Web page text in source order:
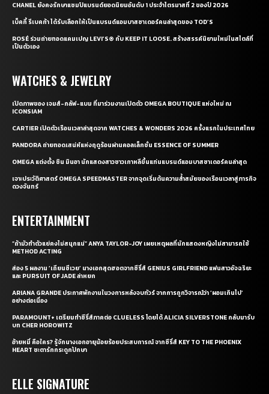
CHANEL ยังคงรักษาแชมป์แบรนด์ยอดนิยมอันดับ 1 ประจำไตรมาสที่ 2 ของปี 2026
เบ็คกี้ รีเบคก้า ได้รับเลือกให้เป็นแบรนด์แอมบาสซาเดอร์คนล่าสุดของ TOD’S
ROSÉ ร่วมถ่ายทอดแคมเปญ LEVI’S® กับ KEEP IT LOOSE. สร้างสรรค์นิยามใหม่ในสไตล์ที่
เป็นตัวเอง
WATCHES & JEWELRY
เปิดภาพของ เจมส์-กลัฟ-แบม ที่มาร่วมงานเปิดตัว OMEGA BOUTIQUE แห่งใหม่ ณ
ICONSIAM
CARTIER เปิดตัวเรือนเวลาล่าสุดจาก WATCHES & WONDERS 2026 ครั้งแรกในประเทศไทย
PANDORA ถ่ายทอดเสน่ห์แห่งฤดูร้อนผ่านคอลเล็กชั่น ESSENCE OF SUMMER
OMEGA แต่งตั้ง ชิน มินอา นักแสดงสาวชาวเกาหลีขึ้นแท่นแบรนด์แอมบาสซาเดอร์คนล่าสุด
เจาะประวัติศาสตร์ OMEGA SPEEDMASTER จากจุดเริ่มต้นความล้ำสมัยของเรือนเวลาสู่ภารกิจ
ดวงจันทร์
ENTERTAINMENT
“ถ้ามัวทำตัวแย่คงไม่สนุกแน่” ANYA TAYLOR-JOY เผยเหตุผลที่นักแสดงหญิงไม่สามารถใช้
METHOD ACTING
ส่อง 5 ผลงาน ‘เถียนซีเวย’ นางเอกสุดฮอตจากซีรี่ส์ GENIUS GIRLFRIEND แฟนสาวอัจฉริยะ
และ PURSUIT OF JADE ล่าหยก
ARIANA GRANDE ประกาศพักงานในวงการหลังจบทัวร์ จากการถูกวิจารณ์ว่า ‘ผอมเกินไป’
อย่างต่อเนื่อง
PARAMOUNT+ เตรียมทำซีรี่ส์ภาคต่อ CLUELESS โดยได้ ALICIA SILVERSTONE กลับมารับ
บท CHER HOROWITZ
อ้ายหมี่ คือใคร? รู้จักนางเอกอายุน้อยร้อยประสบการณ์ จากซีรี่ส์ KEY TO THE PHOENIX
HEART ชะตารักกระดูกปักษา
ELLE SIGNATURE